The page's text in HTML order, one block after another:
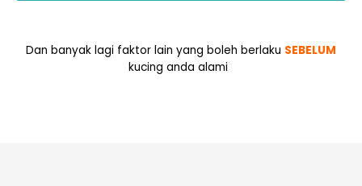
Dan banyak lagi faktor lain yang boleh berlaku SEBELUM
kucing anda alami